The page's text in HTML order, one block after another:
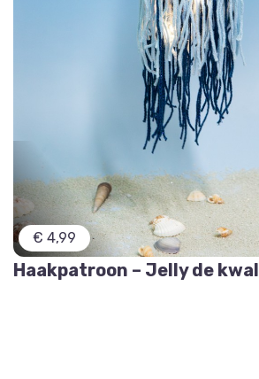
€ 4,99
Haakpatroon – Jelly de kwal